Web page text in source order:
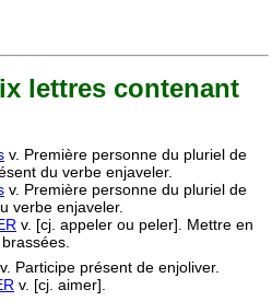
lettres contenant
v. Première personne du pluriel de
du verbe enjaveler.
v. Première personne du pluriel de
verbe enjaveler.
v. [cj. appeler ou peler]. Mettre en
v. Participe présent de enjoliver.
v. [cj. aimer].